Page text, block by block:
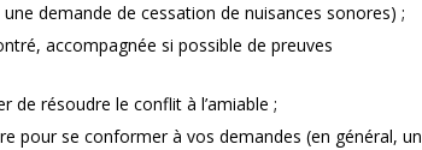
demande de cessation de nuisances sonores) ;
accompagnée si possible de preuves
de résoudre le conflit à l’amiable ;
pour se conformer à vos demandes (en général, un